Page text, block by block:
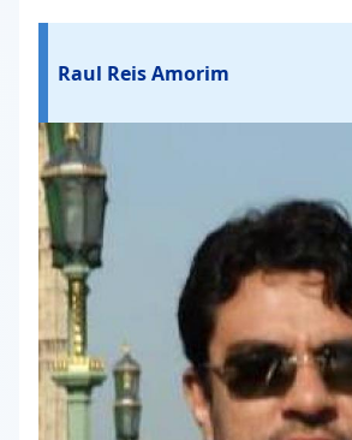
Raul Reis Amorim